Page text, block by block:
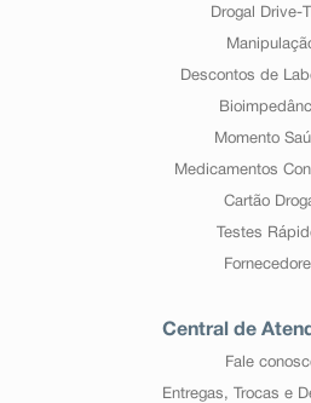
Drogal Drive-
Descontos de
Momento
Medicamentos
Cartão
Testes
Central de
Fale
Entregas, Trocas e